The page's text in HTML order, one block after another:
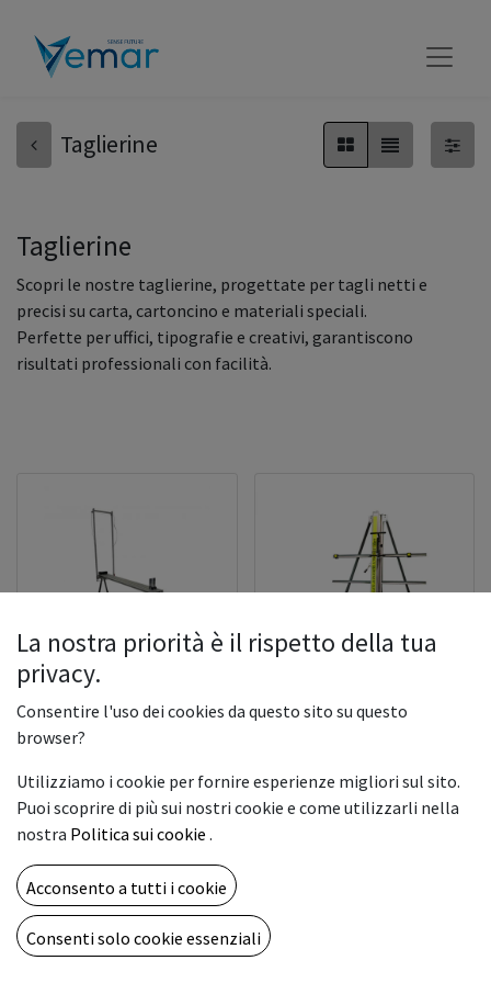
Taglierine
Taglierine
Scopri le nostre taglierine, progettate per tagli netti e
precisi su carta, cartoncino e materiali speciali.
Perfette per uffici, tipografie e creativi, garantiscono
risultati professionali con facilità.
TAGLIA POLISTIROLO
MOD. POLY
1.800,00€
TAGLIA PANNELLI MOD.
5.055,00€
La nostra priorità è il rispetto della tua
privacy.
Consentire l'uso dei cookies da questo sito su questo
browser?
Utilizziamo i cookie per fornire esperienze migliori sul sito.
Puoi scoprire di più sui nostri cookie e come utilizzarli nella
nostra Politica sui cookie .
Acconsento a tutti i cookie
Consenti solo cookie essenziali